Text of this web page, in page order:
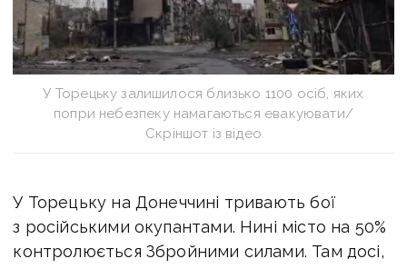
У Торецьку залишилося близько 1100 осіб, яких
попри небезпеку намагаються евакуювати/
Скріншот із відео
У Торецьку на Донеччині тривають бої
з російськими окупантами. Нині місто на 50%
контролюється Збройними силами. Там досі,